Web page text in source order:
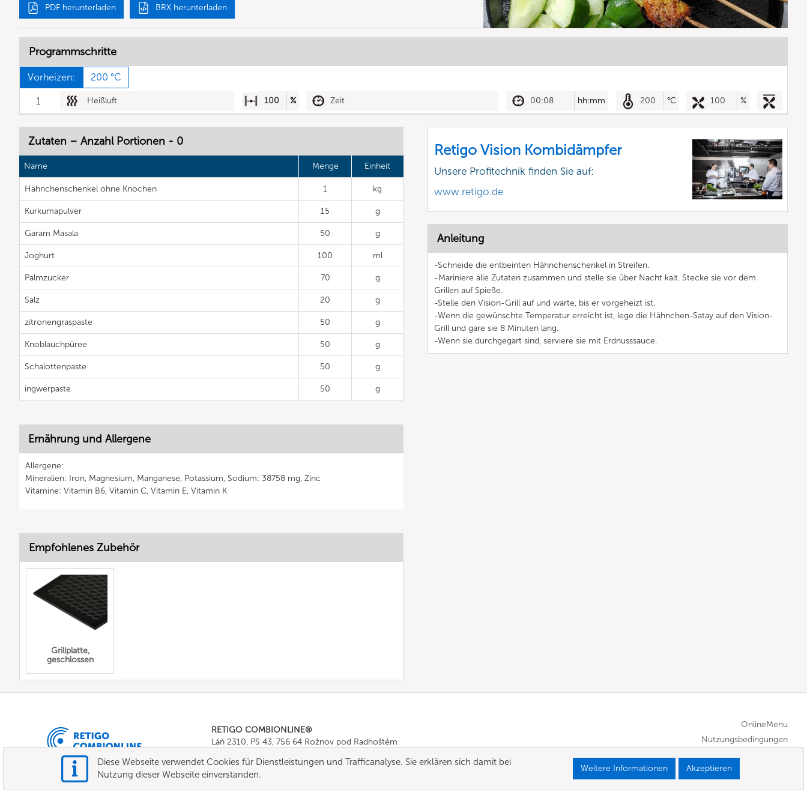
PDF herunterladen BRX herunterladen
Programmschritte
Vorheizen: 200 °C
1 Heißluft 100 % Zeit 00:08 hh:mm 200 °C 100 %
Zutaten – Anzahl Portionen - 0
Name Menge Einheit
Hähnchenschenkel ohne Knochen 1 kg
Kurkumapulver 15 g
Garam Masala 50 g
Joghurt 100 ml
Palmzucker 70 g
Salz 20 g
zitronengraspaste 50 g
Knoblauchpüree 50 g
Schalottenpaste 50 g
ingwerpaste 50 g
Ernährung und Allergene
Allergene:
Mineralien: Iron, Magnesium, Manganese, Potassium, Sodium: 38758 mg, Zinc
Vitamine: Vitamin B6, Vitamin C, Vitamin E, Vitamin K
Retigo Vision Kombidämpfer
Unsere Profitechnik finden Sie auf:
www.retigo.de
Anleitung
-Schneide die entbeinten Hähnchenschenkel in Streifen.
-Mariniere alle Zutaten zusammen und stelle sie über Nacht kalt. Stecke sie vor dem
Grillen auf Spieße.
-Stelle den Vision-Grill auf und warte, bis er vorgeheizt ist.
-Wenn die gewünschte Temperatur erreicht ist, lege die Hähnchen-Satay auf den Vision-
Grill und gare sie 8 Minuten lang.
-Wenn sie durchgegart sind, serviere sie mit Erdnusssauce.
Empfohlenes Zubehör
Grillplatte,
geschlossen
RETIGO COMBIONLINE®
Láň 2310, PS 43, 756 64 Rožnov pod Radhoštěm
E-mail: info@combionline.com
OnlineMenu
Nutzungsbedingungen
Diese Webseite verwendet Cookies für Dienstleistungen und Trafficanalyse. Sie erklären sich damit bei
Nutzung dieser Webseite einverstanden.
Weitere Informationen Akzeptieren